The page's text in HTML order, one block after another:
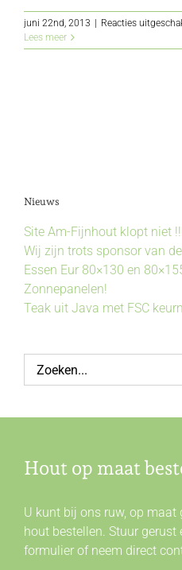
juni 22nd, 2013 | Reacties
Lees meer
Nieuws
Site Am-Fijnhout klopt niet
Wij zijn trots sponsor van
Essen Eur 80×130 en
Zonnepanelen!
Teak uit Java met FSC
Zoeken
naar:
Hout op maat
U kunt bij ons ruw, op maat
hout bestellen. Stuur
formulier of neem direct